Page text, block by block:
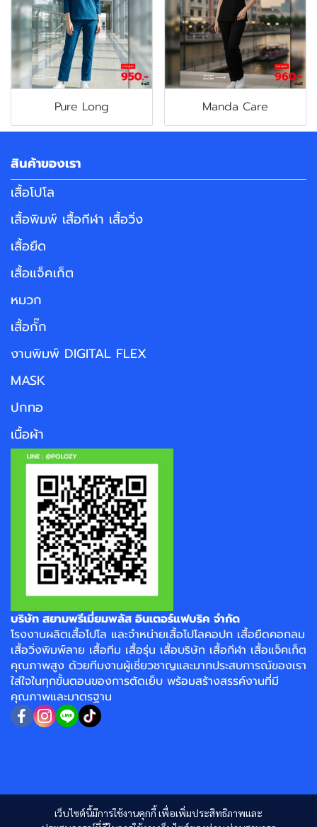
Pure Long Manda Care
เว็บไซต์นี้มีการใช้งานคุกกี้ เพื่อเพิ่มประสิทธิภาพและ
สินค้าของเรา
เสื้อโปโล
เสื้อพิมพ์ เสื้อกีฬา เสื้อวิ่ง
เสื้อยืด
เสื้อแจ็คเก็ต
หมวก
เสื้อกั๊ก
งานพิมพ์ DIGITAL FLEX
MASK
ปกทอ
เนื้อผ้า
บริษัท สยามพรีเมี่ยมพลัส อินเตอร์แฟบริค จำกัด
โรงงานผลิตเสื้อโปโล และจำหน่ายเสื้อโปโลคอปก เสื้อยืดคอกลม
เสื้อวิ่งพิมพ์ลาย เสื้อทีม เสื้อรุ่น เสื้อบริษัท เสื้อกีฬา เสื้อแจ็คเก็ต
คุณภาพสูง ด้วยทีมงานผู้เชี่ยวชาญและมากประสบการณ์ของเรา
ใส่ใจในทุกขั้นตอนของการตัดเย็บ พร้อมสร้างสรรค์งานที่มี
คุณภาพและมาตรฐาน